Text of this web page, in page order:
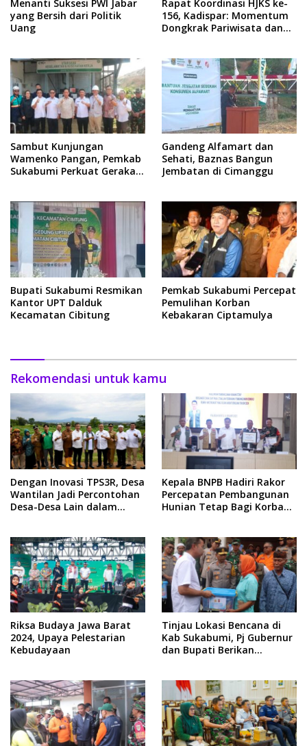
Menanti Suksesi PWI Jabar
yang Bersih dari Politik
Uang
Rapat Koordinasi HJKS ke-
156, Kadispar: Momentum
Dongkrak Pariwisata dan
Sambut Kunjungan
Wamenko Pangan, Pemkab
Sukabumi Perkuat Gerakan
Gandeng Alfamart dan
Sehati, Baznas Bangun
Jembatan di Cimanggu
Bupati Sukabumi Resmikan
Kantor UPT Dalduk
Kecamatan Cibitung
Pemkab Sukabumi Percepat
Pemulihan Korban
Kebakaran Ciptamulya
Rekomendasi untuk kamu
Dengan Inovasi TPS3R, Desa
Wantilan Jadi Percontohan
Desa-Desa Lain dalam
Kepala BNPB Hadiri Rakor
Percepatan Pembangunan
Hunian Tetap Bagi Korban
Riksa Budaya Jawa Barat
2024, Upaya Pelestarian
Kebudayaan
Tinjau Lokasi Bencana di
Kab Sukabumi, Pj Gubernur
dan Bupati Berikan